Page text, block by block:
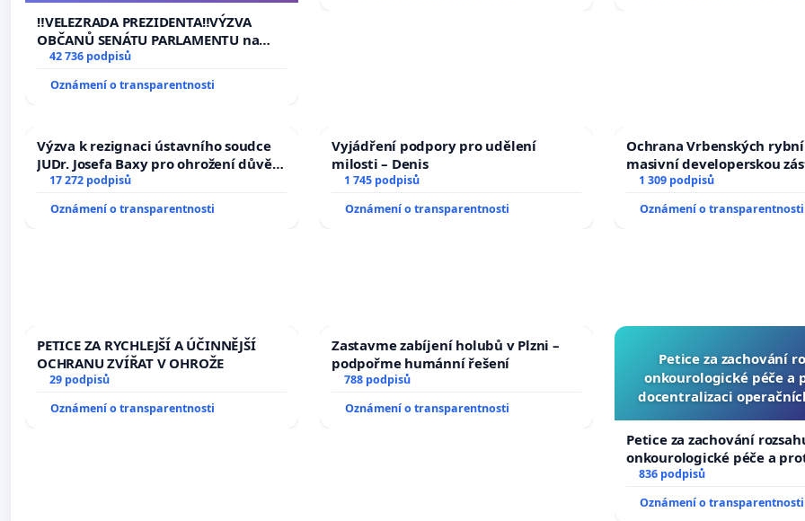
na přijetí usnesení k podání ústavní
žaloby na prezidenta republiky
‼️VELEZRADA PREZIDENTA‼️VÝZVA
OBČANŮ SENÁTU PARLAMENTU na
vyhlášení veřejného slyšení podle §
144 jednacího řádu Senátu k návrhu
na přijetí usnesení k podání ústavní
42 736 podpisů
Oznámení o transparentnosti
Výzva k rezignaci ústavního soudce
JUDr. Josefa Baxy pro ohrožení důvěry
ve spravedlivý proces
17 272 podpisů
Oznámení o transparentnosti
Vyjádření podpory pro udělení
milosti – Denis
1 745 podpisů
Oznámení o transparentnosti
Ochrana Vrbenských
masivní developerskou
1 309 podpisů
Oznámení o transparentnosti
PETICE ZA RYCHLEJŠÍ A ÚČINNĚJŠÍ
OCHRANU ZVÍŘAT V OHROŽE
29 podpisů
Oznámení o transparentnosti
Zastavme zabíjení holubů v Plzni –
podpořme humánní řešení
788 podpisů
Oznámení o transparentnosti
Petice za zachování
onkourologické péče a
docentralizaci
Petice za zachování
onkourologické péče a
docentralizaci operačních
836 podpisů
Oznámení o transparentnosti